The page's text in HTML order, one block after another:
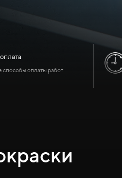
способы оплаты работ